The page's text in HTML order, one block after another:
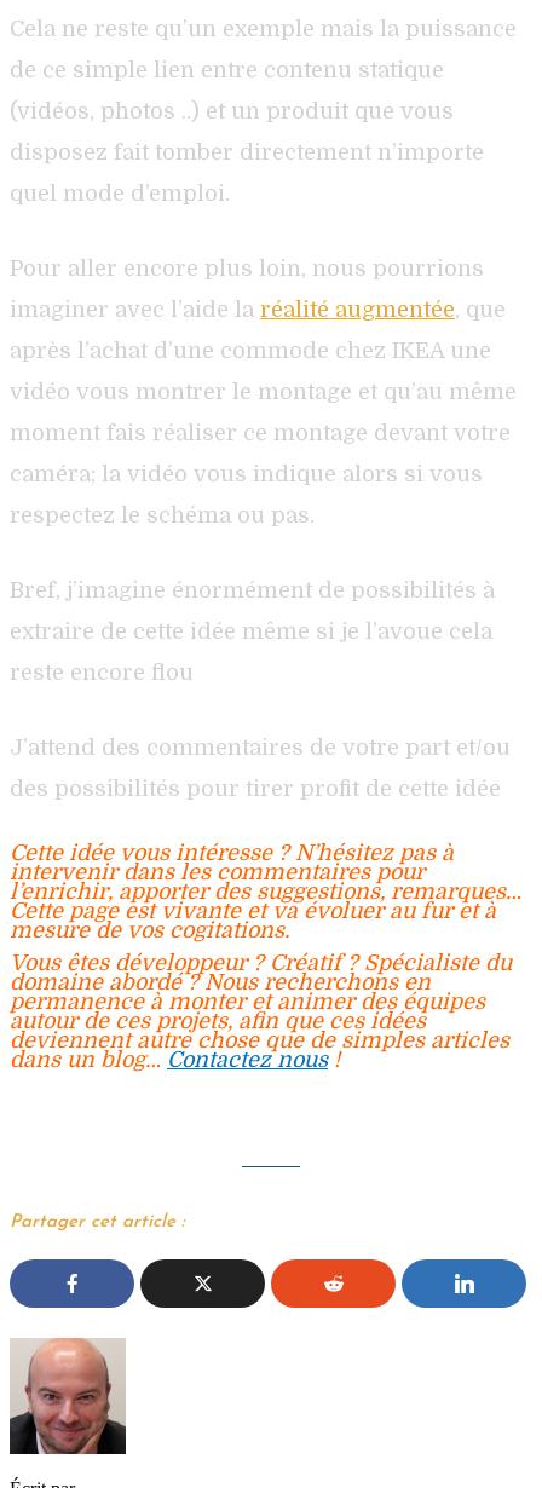
Cela ne reste qu’un exemple mais la puissance
de ce simple lien entre contenu statique
(vidéos, photos ..) et un produit que vous
disposez fait tomber directement n’importe
quel mode d’emploi.
Pour aller encore plus loin, nous pourrions
imaginer avec l’aide la réalité augmentée, que
après l’achat d’une commode chez IKEA une
vidéo vous montrer le montage et qu’au même
moment fais réaliser ce montage devant votre
caméra; la vidéo vous indique alors si vous
respectez le schéma ou pas.
Bref, j’imagine énormément de possibilités à
extraire de cette idée même si je l’avoue cela
reste encore flou
J’attend des commentaires de votre part et/ou
des possibilités pour tirer profit de cette idée
Cette idée vous intéresse ? N’hésitez pas à
intervenir dans les commentaires pour
l’enrichir, apporter des suggestions, remarques…
Cette page est vivante et va évoluer au fur et à
mesure de vos cogitations.
Vous êtes développeur ? Créatif ? Spécialiste du
domaine abordé ? Nous recherchons en
permanence à monter et animer des équipes
autour de ces projets, afin que ces idées
deviennent autre chose que de simples articles
dans un blog… Contactez nous!
Partager cet article :